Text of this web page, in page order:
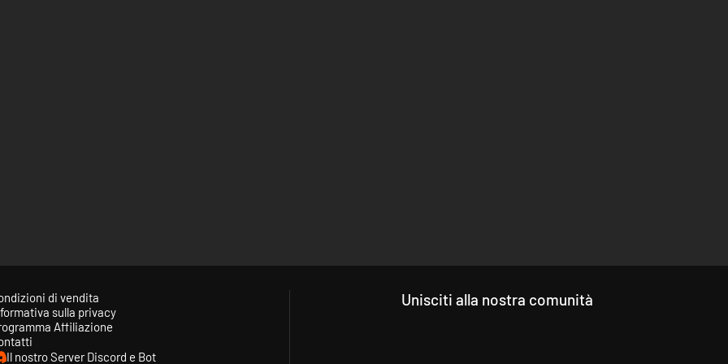
di vendita
sulla privacy
Affiliazione
Il nostro Server Discord e Bot
Unisciti alla nostra comunità